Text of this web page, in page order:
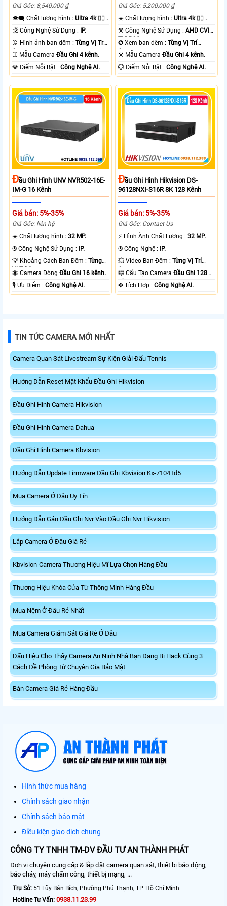
Giá Gốc: 8,540,000 ₫
👁️‍🗨 Chất lượng hình :Ultra 4k 👍🏾 .
🕉️ Công Nghệ Sử Dụng :
IP.
🌛 Hình ảnh ban đêm :Từng Vị Trí
Camera .
♊ Mẫu CameraĐầu Ghi 4 kênh.
️💎 Điểm Nỗi Bật :Công Nghệ AI.
Giá Gốc: 5,200,000 ₫
☀️ Chất lượng hình :Ultra 4k 👍🏾 .
⚒ Công Nghệ Sử Dụng :AHD CVI
TVI BCS.
✪ Xem ban đêm :Từng Vị Trí
Camera .
⚒ Mẫu CameraĐầu Ghi 4 kênh.
️💮 Điểm Nỗi Bật :Công Nghệ AI.
ĐẦu Ghi Hình UNV NVR502-16E-
IM-G 16 Kênh
Giá bán: 5%-35%
Giá Gốc: liên hệ
☀️ Chất lượng hình :32 MP.
®️ Công Nghệ Sử Dụng : IP.
💡 Khoảng Cách Ban Đêm :Từng
Vị Trí Camera .
🐜 Camera DòngĐầu Ghi 16 kênh.
️🎙 Ưu Điểm :Công Nghệ AI.
ĐẦu Ghi Hình Hikvision DS-
96128NXI-S16R 8K 128 Kênh
Giá bán: 5%-35%
Giá Gốc: Contact Us
️⚡ Hình Ành Chất Lượng :32 MP.
®️ Công Nghệ : IP.
💥 Video Ban Đêm :Từng Vị Trí
Camera .
🎼️ Cấu Tạo CameraĐầu Ghi 128
kênh.
️✤ Tích Hợp :Công Nghệ AI.
TIN TỨC CAMERA MỚI NHẤT
Camera Quan Sát Livestream Sự Kiện Giải Đấu Tennis
Hướng Dẫn Reset Mật Khẩu Đầu Ghi Hikvision
Đầu Ghi Hình Camera Hikvision
Đầu Ghi Hình Camera Dahua
Đầu Ghi Hình Camera Kbvision
Hướng Dẫn Update Firmware Đầu Ghi Kbvision Kx-7104Td5
Mua Camera Ở Đâu Uy Tín
Hướng Dẫn Gán Đầu Ghi Nvr Vào Đầu Ghi Nvr Hikvision
Lắp Camera Ở Đâu Giá Rẻ
Kbvision-Camera Thương Hiệu Mĩ Lựa Chọn Hàng Đầu
Thương Hiệu Khóa Cửa Từ Thông Minh Hàng Đầu
Mua Nệm Ở Đâu Rẻ Nhất
Mua Camera Giám Sát Giá Rẻ Ở Đâu
Dấu Hiệu Cho Thấy Camera An Ninh Nhà Bạn Đang Bị Hack Cùng 3
Cách Đề Phòng Từ Chuyên Gia Bảo Mật
Bán Camera Giá Rẻ Hàng Đầu
Hình thức mua hàng
Chính sách giao nhận
Chính sách bảo mật
Điều kiện giao dịch chung
CÔNG TY TNHH TM-DV ĐẦU TƯ AN THÀNH PHÁT
Đơn vị chuyên cung cấp & lắp đặt camera quan sát, thiết bị báo động,
báo cháy, máy chấm công, thiết bị mạng, ...
Trụ Sở: 51 Lũy Bán Bích, Phường Phú Thạnh, TP. Hồ Chí Minh
Hotline Tư Vấn: 0938.11.23.99